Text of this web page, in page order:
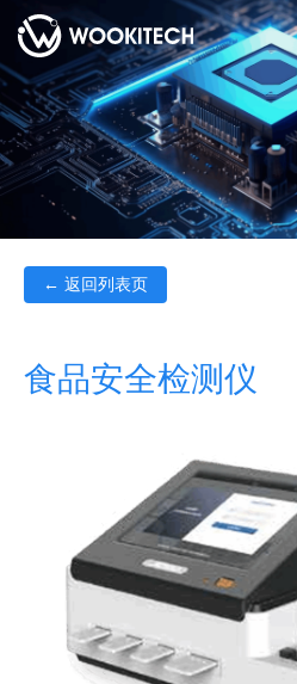
← 返回列表页
食品安全检测仪